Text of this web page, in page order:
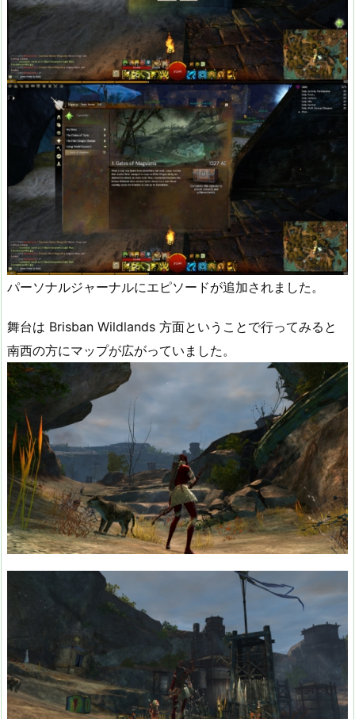
パーソナルジャーナルにエピソードが追加されました。
舞台は Brisban Wildlands 方面ということで行ってみると
南西の方にマップが広がっていました。